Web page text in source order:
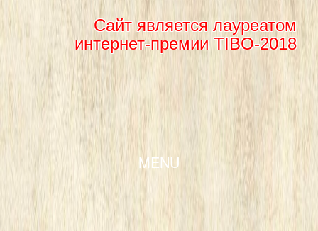
Сайт является лауреатом
интернет-премии TIBO-2018
MENU
SKIP TO CONTENT